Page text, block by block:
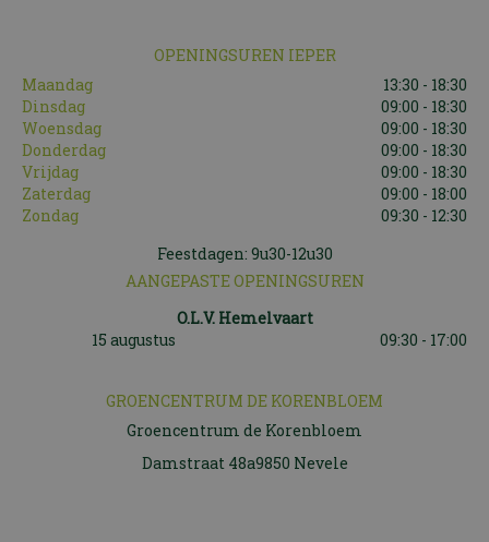
OPENINGSUREN IEPER
Maandag
13:30 - 18:30
Dinsdag
09:00 - 18:30
Woensdag
09:00 - 18:30
Donderdag
09:00 - 18:30
Vrijdag
09:00 - 18:30
Zaterdag
09:00 - 18:00
Zondag
09:30 - 12:30
Feestdagen: 9u30-12u30
AANGEPASTE OPENINGSUREN
O.L.V. Hemelvaart
15 augustus
09:30 - 17:00
GROENCENTRUM DE KORENBLOEM
Groencentrum de Korenbloem
Damstraat 48a9850 Nevele